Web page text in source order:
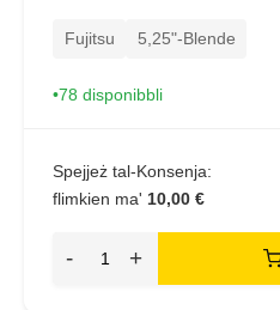
Fujitsu 5,25"-Blende
78 disponibbli
Spejjeż tal-Konsenja:
flimkien ma' 10,00 €
- +